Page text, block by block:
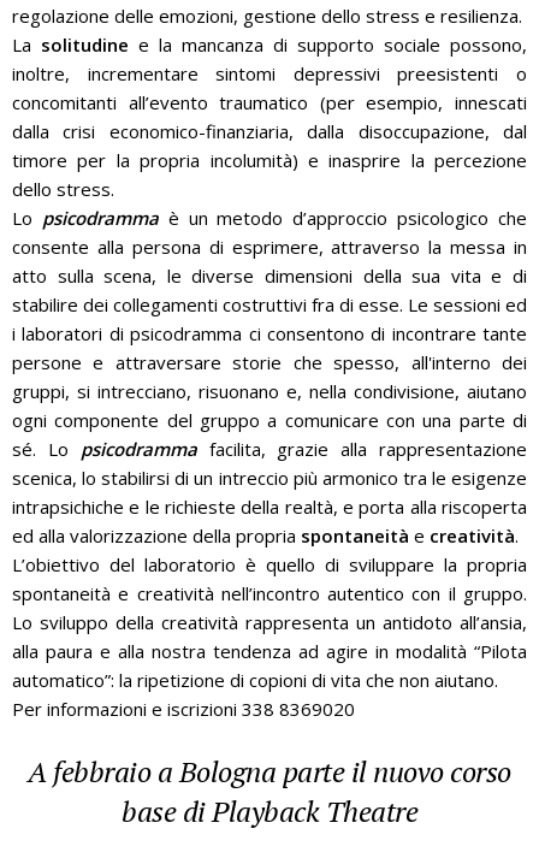
regolazione delle emozioni, gestione dello stress e resilienza.
La solitudine e la mancanza di supporto sociale possono,
inoltre, incrementare sintomi depressivi preesistenti o
concomitanti all’evento traumatico (per esempio, innescati
dalla crisi economico-finanziaria, dalla disoccupazione, dal
timore per la propria incolumità) e inasprire la percezione
dello stress.
Lo psicodrammaè un metodo d’approccio psicologico che
consente alla persona di esprimere, attraverso la messa in
atto sulla scena, le diverse dimensioni della sua vita e di
stabilire dei collegamenti costruttivi fra di esse. Le sessioni ed
i laboratori di psicodramma ci consentono di incontrare tante
persone e attraversare storie che spesso, all'interno dei
gruppi, si intrecciano, risuonano e, nella condivisione, aiutano
ogni componente del gruppo a comunicare con una parte di
sé. Lo psicodrammafacilita, grazie alla rappresentazione
scenica, lo stabilirsi di un intreccio più armonico tra le esigenze
intrapsichiche e le richieste della realtà, e porta alla riscoperta
ed alla valorizzazione della propria spontaneità e creatività.
L’obiettivo del laboratorio è quello di sviluppare la propria
spontaneità e creatività nell’incontro autentico con il gruppo.
Lo sviluppo della creatività rappresenta un antidoto all’ansia,
alla paura e alla nostra tendenza ad agire in modalità “Pilota
automatico”: la ripetizione di copioni di vita che non aiutano.
Per informazioni e iscrizioni 338 8369020
A febbraio a Bologna parte il nuovo corso
base di Playback Theatre